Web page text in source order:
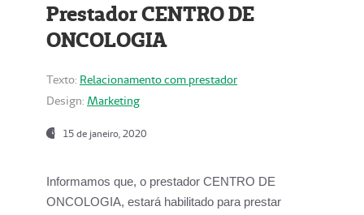
Prestador CENTRO DE
ONCOLOGIA
Texto: Relacionamento com prestador
Design: Marketing
15 de janeiro, 2020
Informamos que, o prestador CENTRO DE
ONCOLOGIA, estará habilitado para prestar